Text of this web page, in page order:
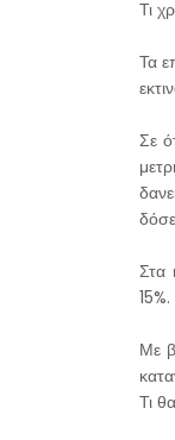
Τι
Τα
Σε
Στα
15%.
Με
Τι